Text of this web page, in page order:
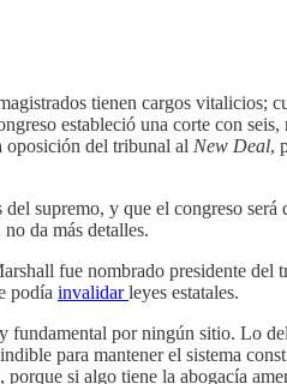
tienen cargos vitalicios;
estableció una corte con seis,
oposición del tribunal al New Deal,
supremo, y que el congreso será
da más detalles.
fue nombrado presidente del
podía invalidarleyes estatales.
fundamental por ningún sitio. Lo
para mantener el sistema
si algo tiene la abogacía